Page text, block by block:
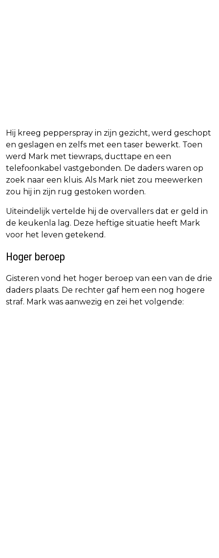
Hij kreeg pepperspray in zijn gezicht, werd geschopt
en geslagen en zelfs met een taser bewerkt. Toen
werd Mark met tiewraps, ducttape en een
telefoonkabel vastgebonden. De daders waren op
zoek naar een kluis. Als Mark niet zou meewerken
zou hij in zijn rug gestoken worden.
Uiteindelijk vertelde hij de overvallers dat er geld in
de keukenla lag. Deze heftige situatie heeft Mark
voor het leven getekend.
Hoger beroep
Gisteren vond het hoger beroep van een van de drie
daders plaats. De rechter gaf hem een nog hogere
straf. Mark was aanwezig en zei het volgende: